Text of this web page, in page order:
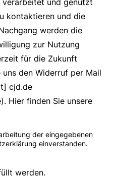
kontaktieren und die
werden die
zur Nutzung
für die Zukunft
den Widerruf per Mail
cjd.de
. Hier finden Sie unsere
der eingegebenen
einverstanden.
werden.